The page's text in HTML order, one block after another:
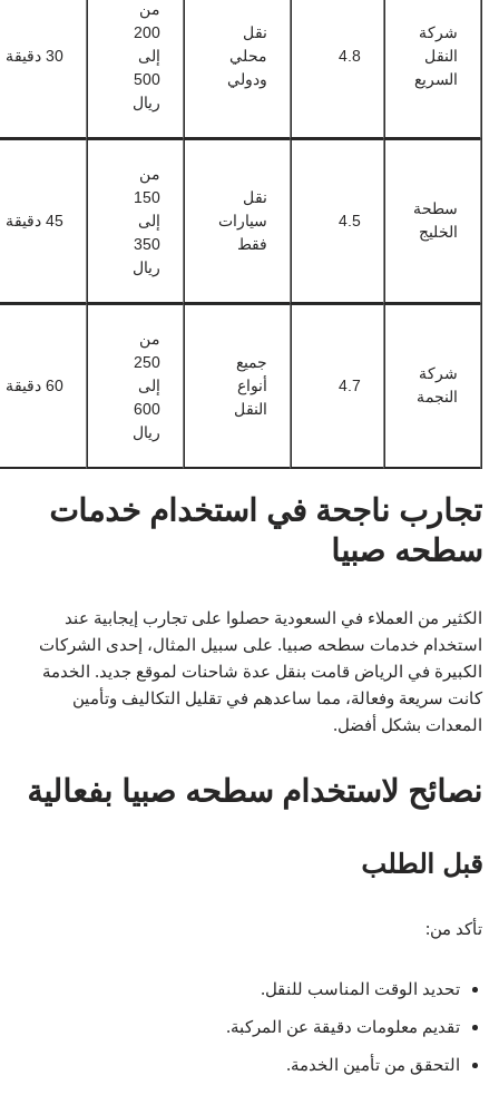
شركة
النقل
السريع
4.8
نقل
محلي
ودولي
من
200
إلى
500
ريال
30 دقيقة
سطحة
الخليج
4.5
نقل
سيارات
فقط
من
150
إلى
350
ريال
45 دقيقة
شركة
النجمة
4.7
جميع
أنواع
النقل
من
250
إلى
600
ريال
60 دقيقة
تجارب ناجحة في استخدام خدمات
سطحه صبيا
الكثير من العملاء في السعودية حصلوا على تجارب إيجابية عند
استخدام خدمات سطحه صبيا. على سبيل المثال، إحدى الشركات
الكبيرة في الرياض قامت بنقل عدة شاحنات لموقع جديد. الخدمة
كانت سريعة وفعالة، مما ساعدهم في تقليل التكاليف وتأمين
المعدات بشكل أفضل.
نصائح لاستخدام سطحه صبيا بفعالية
قبل الطلب
تأكد من:
تحديد الوقت المناسب للنقل.
تقديم معلومات دقيقة عن المركبة.
التحقق من تأمين الخدمة.